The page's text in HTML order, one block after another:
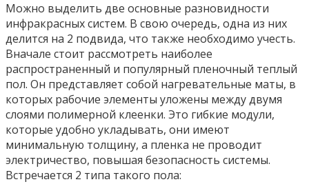
Можно выделить две основные разновидности
инфракрасных систем. В свою очередь, одна из них
делится на 2 подвида, что также необходимо учесть.
Вначале стоит рассмотреть наиболее
распространенный и популярный пленочный теплый
пол. Он представляет собой нагревательные маты, в
которых рабочие элементы уложены между двумя
слоями полимерной клеенки. Это гибкие модули,
которые удобно укладывать, они имеют
минимальную толщину, а пленка не проводит
электричество, повышая безопасность системы.
Встречается 2 типа такого пола: